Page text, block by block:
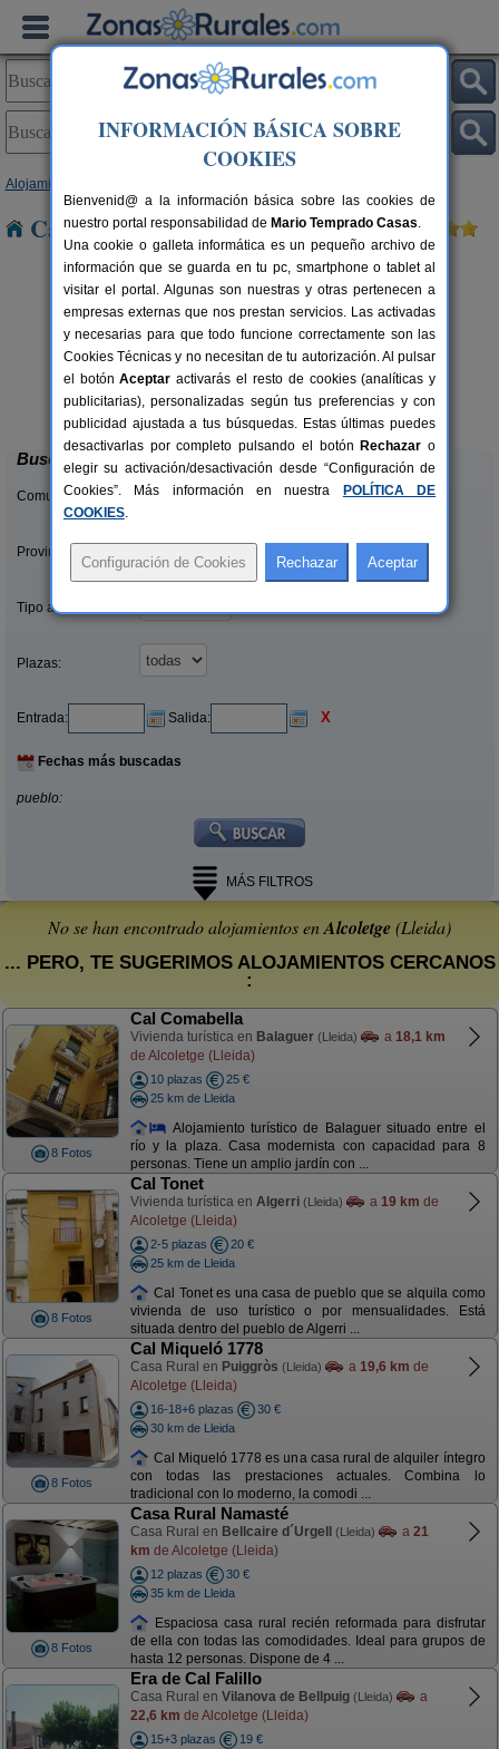
Alojamientos
Casas Rurales cerca de Alcoletge
22+2 pers.
desde35 €
Masia Mas d´en Bosch
La Baronia de Rialb (Lleida)
Buscar
Comunidades:
Provincias/Islas:
Tipo alquiler:
Plazas:
Entrada: Salida: X
Fechas más buscadas
pueblo:
MÁS FILTROS
No se han encontrado alojamientos enAlcoletge(Lleida)
... PERO, TE SUGERIMOS ALOJAMIENTOS CERCANOS
:
8 Fotos
Cal Comabella
Vivienda turística en Balaguer (Lleida) a 18,1 km
de Alcoletge (Lleida)
10 plazas
25 €
25 km de Lleida
Alojamiento turístico de Balaguer situado entre el
río y la plaza. Casa modernista con capacidad para 8
personas. Tiene un amplio jardín con ...
8 Fotos
Cal Tonet
Vivienda turística en Algerri (Lleida) a 19 km de
Alcoletge (Lleida)
2-5 plazas
20 €
25 km de Lleida
Cal Tonet es una casa de pueblo que se alquila como
vivienda de uso turístico o por mensualidades. Está
situada dentro del pueblo de Algerri ...
8 Fotos
Cal Miqueló 1778
Casa Rural en Puiggròs (Lleida) a 19,6 km de
Alcoletge (Lleida)
16-18+6 plazas
30 €
30 km de Lleida
Cal Miqueló 1778 es una casa rural de alquiler íntegro
con todas las prestaciones actuales. Combina lo
tradicional con lo moderno, la comodi ...
8 Fotos
Casa Rural Namasté
Casa Rural en Bellcaire d´Urgell (Lleida) a 21
km de Alcoletge (Lleida)
12 plazas
30 €
35 km de Lleida
Espaciosa casa rural recién reformada para disfrutar
de ella con todas las comodidades. Ideal para grupos de
hasta 12 personas. Dispone de 4 ...
Era de Cal Falillo
Casa Rural en Vilanova de Bellpuig (Lleida)
a
22,6 km de Alcoletge (Lleida)
15+3 plazas
19 €
INFORMACIÓN BÁSICA SOBRE
COOKIES
Bienvenid@ a la información básica sobre las cookies de
nuestro portal responsabilidad de Mario Temprado Casas.
Una cookie o galleta informática es un pequeño archivo de
información que se guarda en tu pc, smartphone o tablet al
visitar el portal. Algunas son nuestras y otras pertenecen a
empresas externas que nos prestan servicios. Las activadas
y necesarias para que todo funcione correctamente son las
Cookies Técnicas y no necesitan de tu autorización. Al pulsar
el botónAceptar activarás el resto de cookies (analíticas y
publicitarias), personalizadas según tus preferencias y con
publicidad ajustada a tus búsquedas. Estas últimas puedes
desactivarlas por completo pulsando el botón Rechazar o
elegir su activación/desactivación desde “Configuración de
Cookies”. Más información en nuestra
POLÍTICA DE
COOKIES.